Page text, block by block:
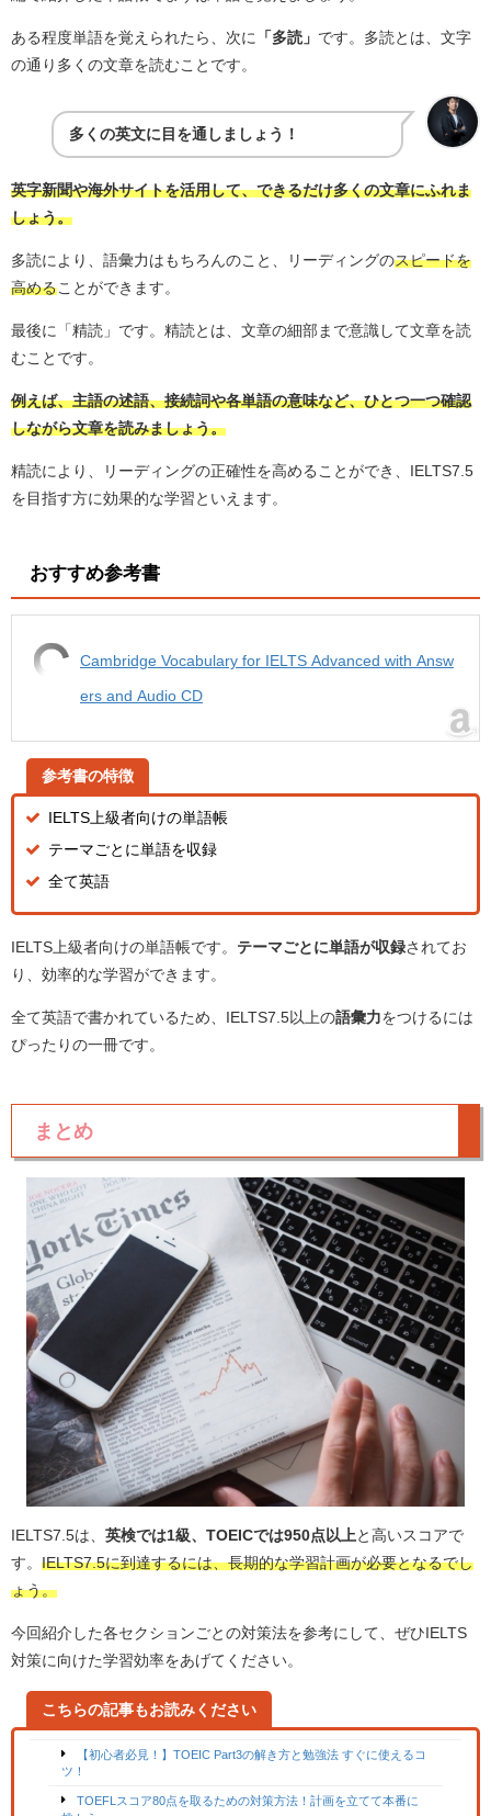
ある程度単語を覚えられたら、次に 「多読」 です。多読とは、文字
の通り多くの文章を読むことです。
多くの英文に目を通しましょう！
英字新聞や海外サイトを活用して、できるだけ多くの文章にふれま
しょう。
多読により、語彙力はもちろんのこと、リーディングのスピードを
高めることができます。
最後に「精読」です。精読とは、文章の細部まで意識して文章を読
むことです。
例えば、主語の述語、接続詞や各単語の意味など、ひとつ一つ確認
しながら文章を読みましょう。
精読により、リーディングの正確性を高めることができ、IELTS7.5
を目指す方に効果的な学習といえます。
おすすめ参考書
Cambridge Vocabulary for IELTS Advanced with Answ
ers and Audio CD
参考書の特徴
IELTS上級者向けの単語帳
テーマごとに単語を収録
全て英語
IELTS上級者向けの単語帳です。 テーマごとに単語が収録されてお
り、効率的な学習ができます。
全て英語で書かれているため、IELTS7.5以上の語彙力をつけるには
ぴったりの一冊です。
まとめ
IELTS7.5は、 英検では1級、TOEICでは950点以上 と高いスコアで
す。 IELTS7.5に到達するには、長期的な学習計画が必要となるでし
ょう。
今回紹介した各セクションごとの対策法を参考にして、ぜひIELTS
対策に向けた学習効率をあげてください。
こちらの記事もお読みください
【初心者必見！】TOEIC Part3の解き方と勉強法 すぐに使えるコ
ツ！
TOEFLスコア80点を取るための対策方法！計画を立てて本番に